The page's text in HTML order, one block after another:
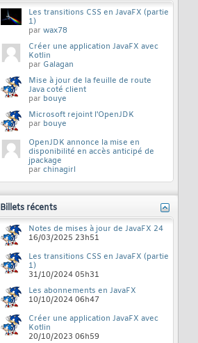
Les transitions CSS en JavaFX (partie
1)
par wax78
Créer une application JavaFX avec
Kotlin
par Galagan
Mise à jour de la feuille de route
Java coté client
par bouye
Microsoft rejoint l'OpenJDK
par bouye
OpenJDK annonce la mise en
disponibilité en accès anticipé de
jpackage
par chinagirl
Billets récents
Notes de mises à jour de JavaFX 24
16/03/2025 23h51
Les transitions CSS en JavaFX (partie
1)
31/10/2024 05h31
Les abonnements en JavaFX
10/10/2024 06h47
Créer une application JavaFX avec
Kotlin
20/10/2023 06h59